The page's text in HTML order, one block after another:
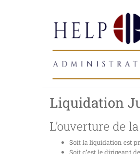
Liquidation
L’ouverture de
Soit la liquidation est
Soit c’est le dirigeant